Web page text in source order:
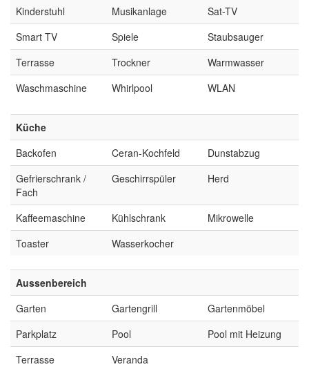
Kinderstuhl
Musikanlage
Sat-TV
Smart TV
Spiele
Staubsauger
Terrasse
Trockner
Warmwasser
Waschmaschine
Whirlpool WLAN
Küche
Backofen
Ceran-Kochfeld
Dunstabzug
Gefrierschrank /
Fach
Geschirrspüler Herd
Kaffeemaschine Kühlschrank
Mikrowelle
Toaster
Wasserkocher
Aussenbereich
Garten
Gartengrill
Gartenmöbel
Parkplatz
Pool
Pool mit Heizung
Terrasse
Veranda